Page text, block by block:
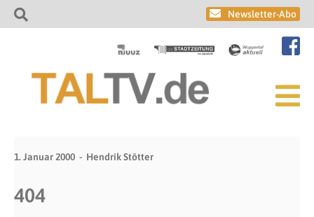
Newsletter-Abo
1. Januar 2000 Hendrik Stötter
404